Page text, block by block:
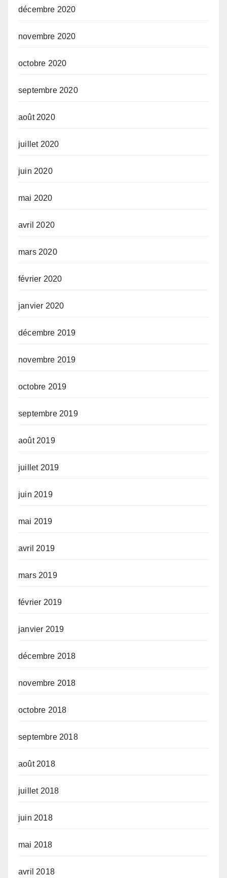
décembre 2020
novembre 2020
octobre 2020
septembre 2020
août 2020
juillet 2020
juin 2020
mai 2020
avril 2020
mars 2020
février 2020
janvier 2020
décembre 2019
novembre 2019
octobre 2019
septembre 2019
août 2019
juillet 2019
juin 2019
mai 2019
avril 2019
mars 2019
février 2019
janvier 2019
décembre 2018
novembre 2018
octobre 2018
septembre 2018
août 2018
juillet 2018
juin 2018
mai 2018
avril 2018